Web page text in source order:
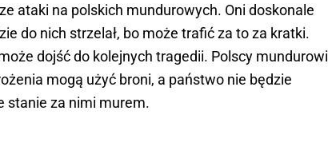
ataki na polskich mundurowych. Oni doskonale
do nich strzelał, bo może trafić za to za kratki.
dojść do kolejnych tragedii. Polscy mundurowi
mogą użyć broni, a państwo nie będzie
stanie za nimi murem.